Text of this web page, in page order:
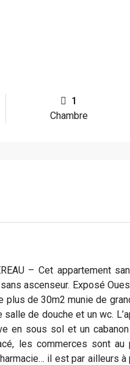
1
Chambre
– Cet appartement
ascenseur. Exposé
de 30m2 munie de
de douche et un wc.
en sous sol et un
les commerces sont au
il est par ailleurs à